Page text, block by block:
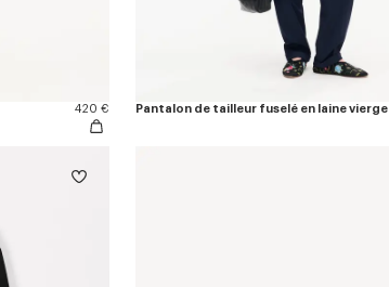
420 € Pantalon de tailleur fuselé en laine vierge